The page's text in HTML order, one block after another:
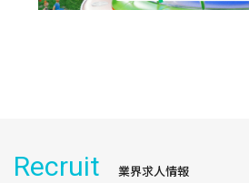
Recruit 業界求人情報